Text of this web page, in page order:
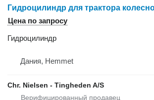
Цена по запросу
Гидроцилиндр
Дания, Hemmet
Chr. Nielsen - Tingheden A/S